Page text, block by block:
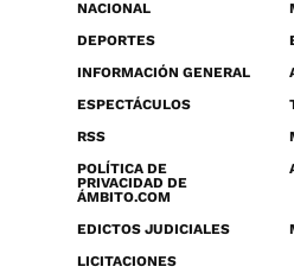
NACIONAL
DEPORTES
INFORMACIÓN GENERAL
ESPECTÁCULOS
RSS
POLÍTICA DE
PRIVACIDAD DE
ÁMBITO.COM
EDICTOS JUDICIALES
LICITACIONES